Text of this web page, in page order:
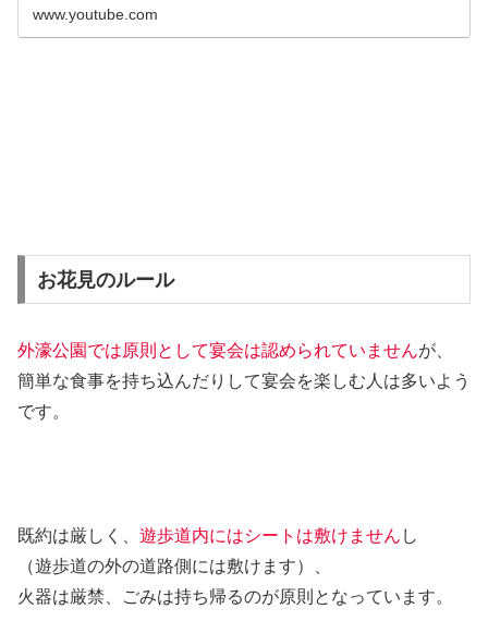
www.youtube.com
お花見のルール
外濠公園では原則として宴会は認められていませんが、
簡単な食事を持ち込んだりして宴会を楽しむ人は多いよう
です。
既約は厳しく、 遊歩道内にはシートは敷けません し
（遊歩道の外の道路側には敷けます）、
火器は厳禁、ごみは持ち帰るのが原則となっています。